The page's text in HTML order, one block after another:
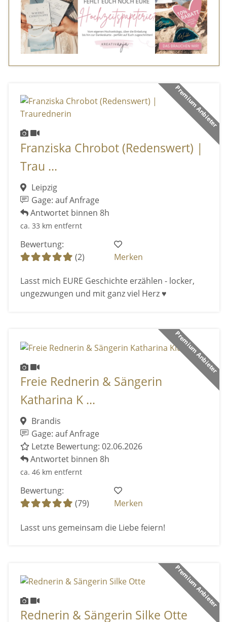
Premium Anbieter
Franziska Chrobot (Redenswert) |
Trau ...
Leipzig
Gage: auf Anfrage
Antwortet binnen 8h
ca. 33 km entfernt
Bewertung:
(2)
Merken
Lasst mich EURE Geschichte erzählen - locker,
ungezwungen und mit ganz viel Herz ♥
Premium Anbieter
Freie Rednerin & Sängerin
Katharina K ...
Brandis
Gage: auf Anfrage
Letzte Bewertung: 02.06.2026
Antwortet binnen 8h
ca. 46 km entfernt
Bewertung:
(79)
Merken
Lasst uns gemeinsam die Liebe feiern!
Premium Anbieter
Rednerin & Sängerin Silke Otte